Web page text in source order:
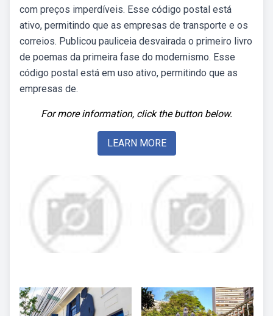
com preços imperdíveis. Esse código postal está
ativo, permitindo que as empresas de transporte e os
correios. Publicou pauliceia desvairada o primeiro livro
de poemas da primeira fase do modernismo. Esse
código postal está em uso ativo, permitindo que as
empresas de.
For more information, click the button below.
LEARN MORE